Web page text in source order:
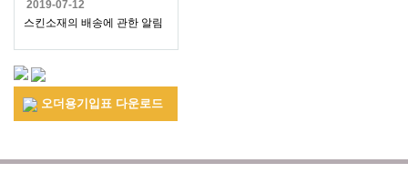
2019-07-12
스킨소재의 배송에 관한 알림
오더용기입표 다운로드